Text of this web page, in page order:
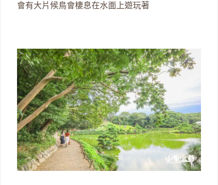
會有大片候鳥會棲息在水面上遊玩著